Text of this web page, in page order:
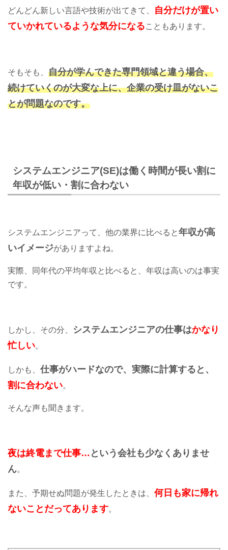
どんどん新しい言語や技術が出てきて、
自分だけが置い
ていかれているような気分になることもあります。
そもそも、 自分が学んできた専門領域と違う場合、
続けていくのが大変な上に、企業の受け皿がないこ
とが問題なのです。
システムエンジニア(SE)は働く時間が長い割に
年収が低い・割に合わない
システムエンジニアって、他の業界に比べると年収が高
いイメージがありますよね。
実際、同年代の平均年収と比べると、年収は高いのは事実
です。
しかし、その分、 システムエンジニアの仕事はかなり
忙しい。
しかも、 仕事がハードなので、実際に計算すると、
割に合わない。
そんな声も聞きます。
夜は終電まで仕事… という会社も少なくありませ
ん。
また、予期せぬ問題が発生したときは、 何日も家に帰れ
ないことだってあります。